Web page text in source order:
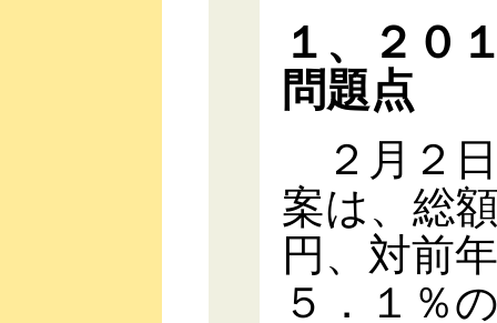
１、２０
問題点
２月２
案は、総
円、対前
５．１％